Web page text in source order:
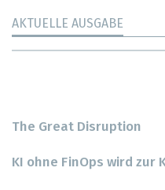
AKTUELLE AUSGABE
The Great Disruption
KI ohne FinOps wird zur